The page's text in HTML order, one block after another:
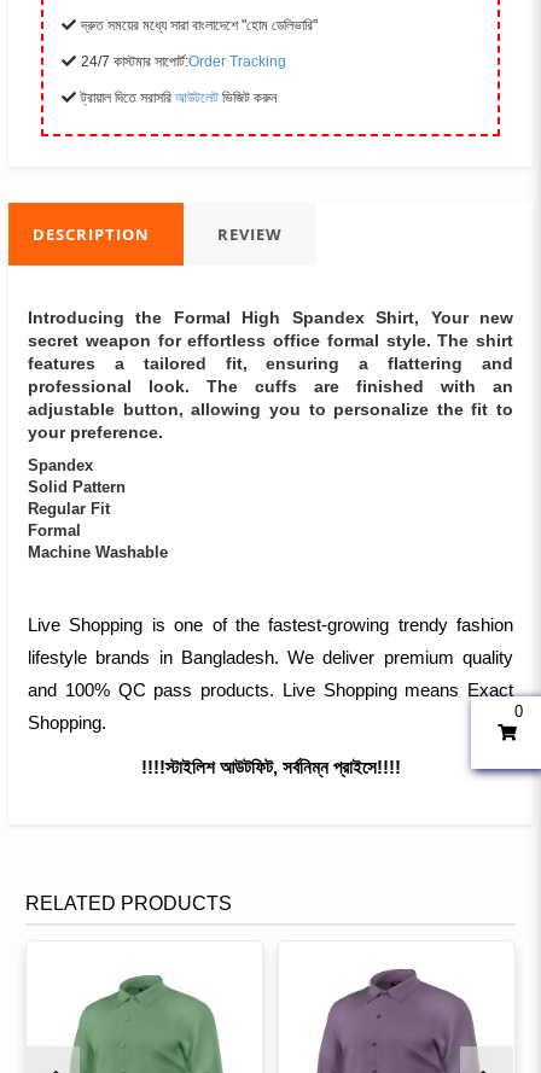
দ্রুত সময়ের মধ্যে সারা বাংলাদেশে "হোম ডেলিভারি"
24/7 কাস্টমার সাপোর্ট:Order Tracking
ট্রায়াল দিতে সরাসরি আউটলেট ভিজিট করুন
DESCRIPTION REVIEW
Introducing the Formal High Spandex Shirt, Your new
secret weapon for effortless office formal style. The shirt
features a tailored fit, ensuring a flattering and
professional look. The cuffs are finished with an
adjustable button, allowing you to personalize the fit to
your preference.
Spandex
Solid Pattern
Regular Fit
Formal
Machine Washable
Live Shopping is one of the fastest-growing trendy fashion
lifestyle brands in Bangladesh. We deliver premium quality
and 100% QC pass products. Live Shopping means Exact
Shopping.
!!!!স্টাইলিশ আউটফিট, সর্বনিম্ন প্রাইসে!!!!
RELATED PRODUCTS
0